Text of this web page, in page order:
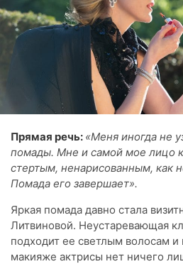
Прямая речь: «Меня иногда не
помады. Мне и самой мое лицо
стертым, ненарисованным, как
Помада его завершает».
Яркая помада давно стала
Литвиновой. Неустаревающая
подходит ее светлым волосам
макияже актрисы нет ничего